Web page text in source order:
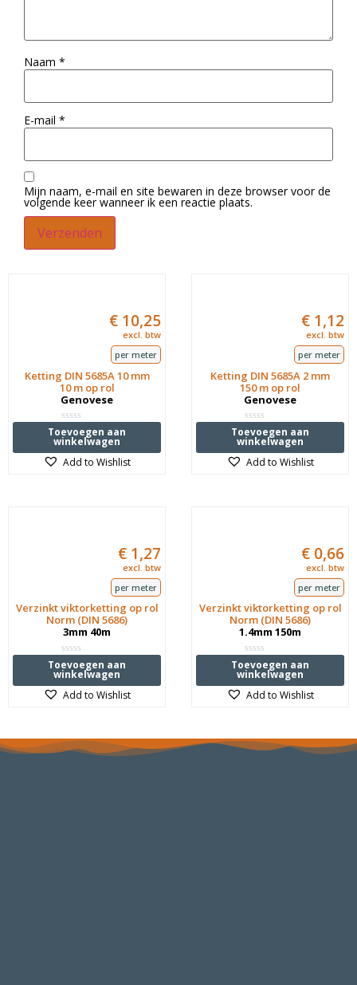
Naam *
E-mail *
Mijn naam, e-mail en site bewaren in deze browser voor de
volgende keer wanneer ik een reactie plaats.
Ketting DIN 5685A 10 mm
10 m op rol
Genovese
Waardering
0
uit
5
€ 10,25
excl. btw
per meter
Toevoegen aan
winkelwagen
Add to Wishlist
Ketting DIN 5685A 2 mm
150 m op rol
Genovese
Waardering
0
uit
5
€ 1,12
excl. btw
per meter
Toevoegen aan
winkelwagen
Add to Wishlist
Verzinkt viktorketting op rol
Norm (DIN 5686)
3mm 40m
Waardering
0
uit
5
€ 1,27
excl. btw
per meter
Toevoegen aan
winkelwagen
Add to Wishlist
Verzinkt viktorketting op rol
Norm (DIN 5686)
1.4mm 150m
Waardering
0
uit
5
€ 0,66
excl. btw
per meter
Toevoegen aan
winkelwagen
Add to Wishlist